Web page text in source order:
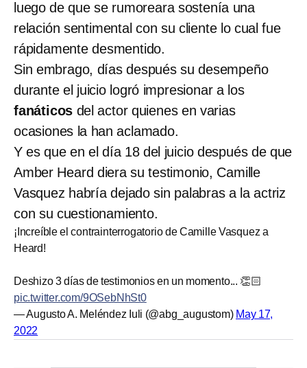
luego de que se rumoreara sostenía una
relación sentimental con su cliente lo cual fue
rápidamente desmentido.
Sin embrago, días después su desempeño
durante el juicio logró impresionar a los
fanáticos del actor quienes en varias
ocasiones la han aclamado.
Y es que en el día 18 del juicio después de que
Amber Heard diera su testimonio, Camille
Vasquez habría dejado sin palabras a la actriz
con su cuestionamiento.
¡Increíble el contrainterrogatorio de Camille Vasquez a
Heard!
Deshizo 3 días de testimonios en un momento... 👏🏻
pic.twitter.com/9OSebNhSt0
— Augusto A. Meléndez Iuli (@abg_augustom) May 17,
2022